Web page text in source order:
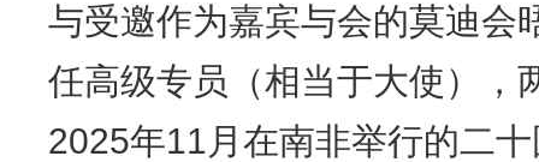
与受邀作为嘉宾与会的莫迪会
任高级专员（相当于大使），
2025年11月在南非举行的二